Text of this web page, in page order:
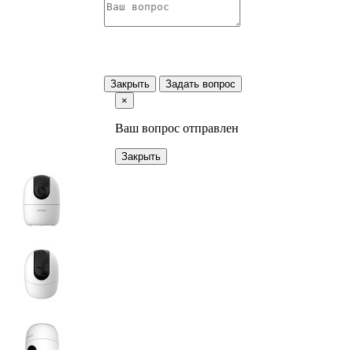
Закрыть
Задать вопрос
×
Ваш вопрос отправлен
Закрыть